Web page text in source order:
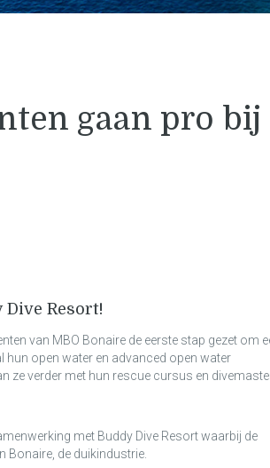
gaan pro bij
Resort!
van MBO Bonaire de eerste stap gezet om
hun open water en advanced open water
ze verder met hun rescue cursus en
met Buddy Dive Resort waarbij de
Bonaire, de duikindustrie.